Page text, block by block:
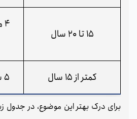
15 تا 20 سال
کمتر از 15 سال 5 سال افزایش ثابت
برای درک بهتر این موضوع، در جدول